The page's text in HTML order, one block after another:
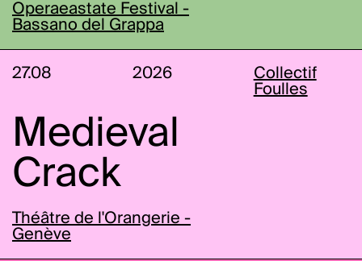
Operaeastate Festival -
Bassano del Grappa
27.08 2026
Collectif
Foulles
Medieval
Crack
Théâtre de l'Orangerie -
Genève